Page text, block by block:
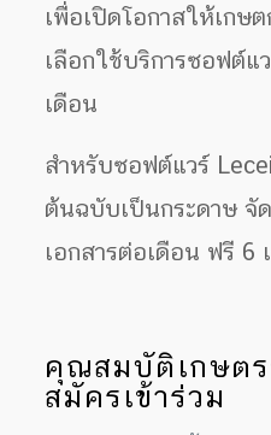
เพื่อเปิดโอกาสให้เกษ
เลือกใช้บริการซอฟต์แ
เดือน
สำหรับซอฟต์แวร์
ต้นฉบับเป็นกระดาษ จั
เอกสารต่อเดือน ฟรี 6
คุณสมบัติเกษตร
สมัครเข้าร่วม